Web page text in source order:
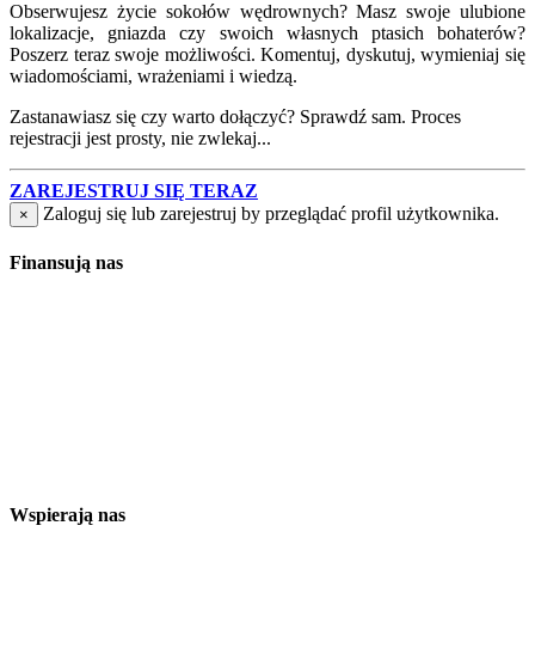
Obserwujesz życie sokołów wędrownych? Masz swoje ulubione
lokalizacje, gniazda czy swoich własnych ptasich bohaterów?
Poszerz teraz swoje możliwości. Komentuj, dyskutuj, wymieniaj się
wiadomościami, wrażeniami i wiedzą.
Zastanawiasz się czy warto dołączyć? Sprawdź sam. Proces
rejestracji jest prosty, nie zwlekaj...
ZAREJESTRUJ SIĘ TERAZ
× Zaloguj się lub zarejestruj by przeglądać profil użytkownika.
Finansują nas
Wspierają nas